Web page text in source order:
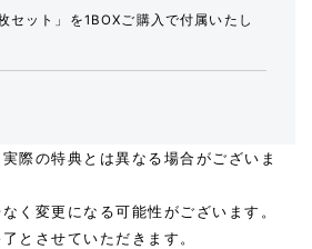
セット」を1BOXご購入で付属いたし
際の特典とは異なる場合がございま
く変更になる可能性がございます。
とさせていただきます。